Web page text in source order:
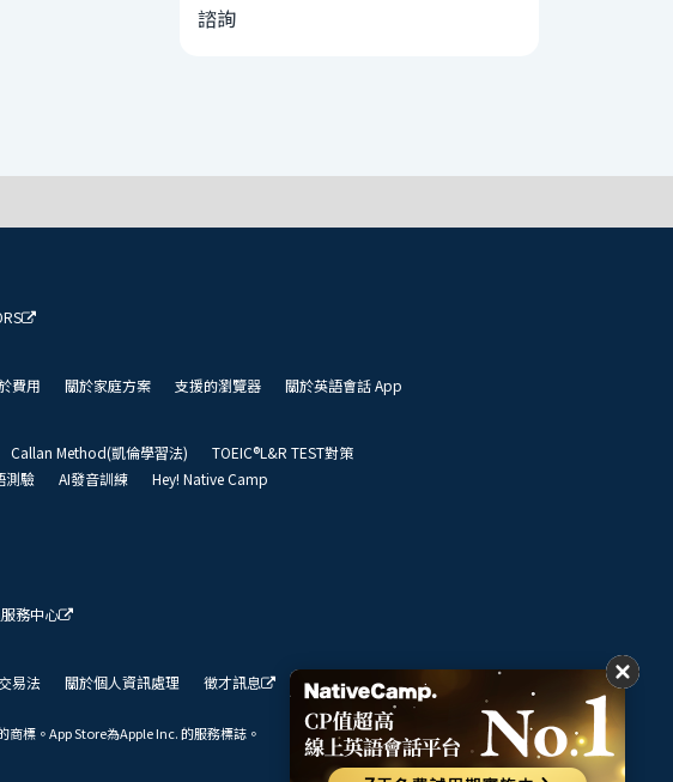
諮詢
費用 關於家庭方案 支援的瀏覽器 關於英語會話 App
Callan Method(凱倫學習法)
TOEIC®L&R TEST對策
測驗 AI發音訓練 Hey! Native Camp
務中心
易法 關於個人資訊處理 徵才訊息 我們的展望
標。App Store為Apple Inc. 的服務標誌。